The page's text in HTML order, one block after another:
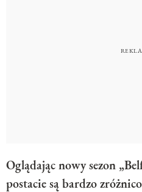
Oglądając nowy sezon
postacie są bardzo